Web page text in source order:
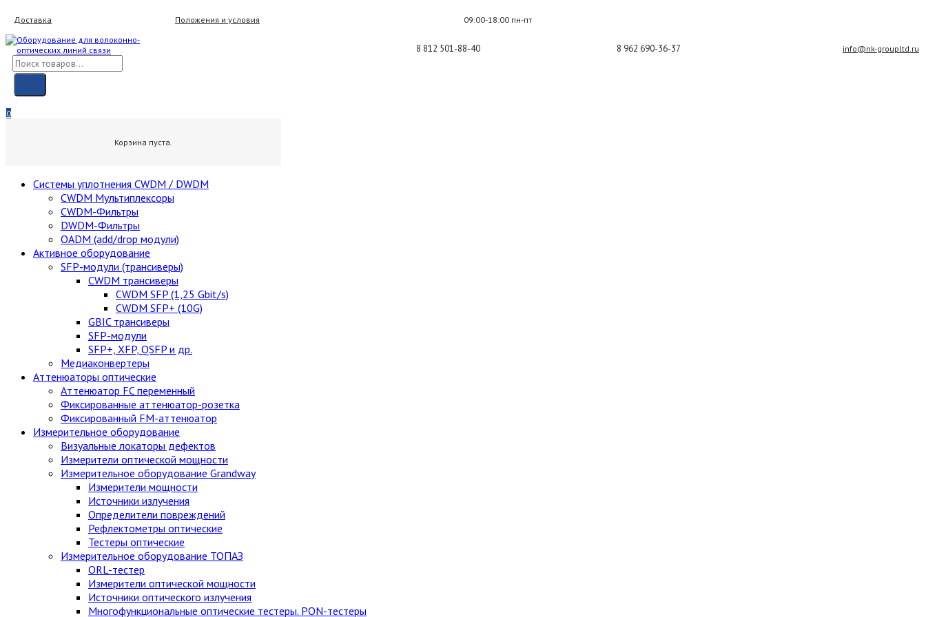
to
content
Доставка Положения и условия 09:00-18:00 пн-пт
8 812 501-88-40 8 962 690-36-37
info@nk-groupltd.ru
Поиск
товаров
0
Корзина пуста.
Cистемы уплотнения CWDM / DWDM
CWDM Мультиплексоры
CWDM-Фильтры
DWDM-Фильтры
OADM (add/drop модули)
Активное оборудование
SFP-модули (трансиверы)
CWDM трансиверы
CWDM SFP (1,25 Gbit/s)
CWDM SFP+ (10G)
GBIC трансиверы
SFP-модули
SFP+, XFP, QSFP и др.
Медиаконвертеры
Аттенюаторы оптические
Аттенюатор FC переменный
Фиксированные аттенюатор-розетка
Фиксированный FM-аттенюатор
Измерительное оборудование
Визуальные локаторы дефектов
Измерители оптической мощности
Измерительное оборудование Grandway
Измерители мощности
Источники излучения
Определители повреждений
Рефлектометры оптические
Тестеры оптические
Измерительное оборудование ТОПАЗ
ORL-тестер
Измерители оптической мощности
Источники оптического излучения
Многофункциональные оптические тестеры. PON-тестеры